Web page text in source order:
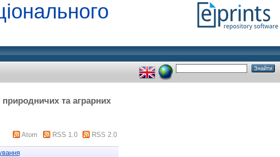
та аграрних
Atom RSS 1.0 RSS 2.0